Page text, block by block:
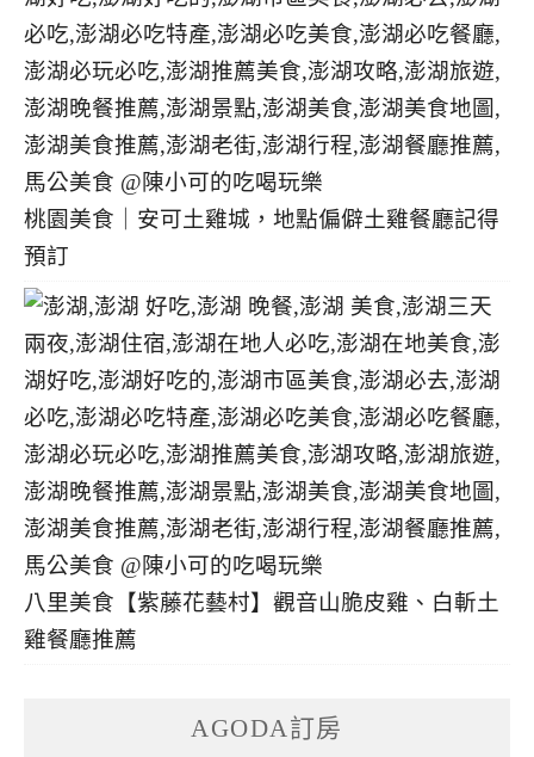
桃園美食｜安可土雞城，地點偏僻土雞餐廳記得
預訂
八里美食【紫藤花藝村】觀音山脆皮雞、白斬土
雞餐廳推薦
AGODA訂房